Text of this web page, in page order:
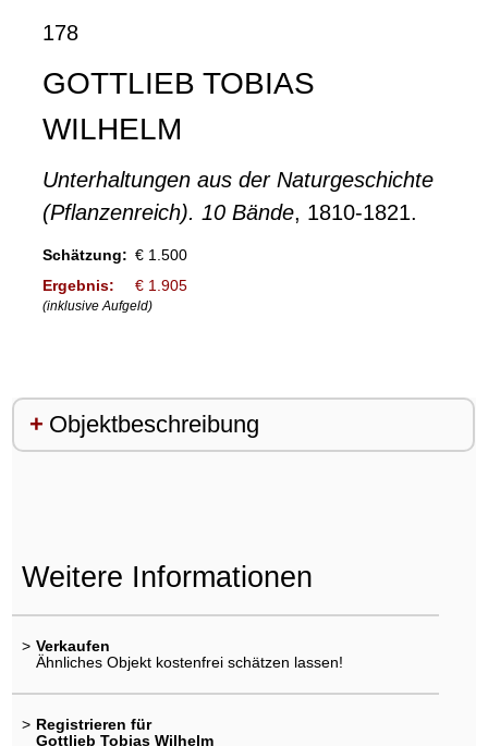
178
GOTTLIEB TOBIAS
WILHELM
Unterhaltungen aus der Naturgeschichte
(Pflanzenreich). 10 Bände, 1810-1821.
Schätzung: € 1.500
Ergebnis:
€ 1.905
(inklusive Aufgeld)
Objektbeschreibung
Weitere Informationen
> Verkaufen
Ähnliches Objekt kostenfrei schätzen lassen!
> Registrieren für
Gottlieb Tobias Wilhelm